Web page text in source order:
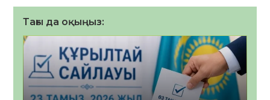
Тағы да оқыңыз: